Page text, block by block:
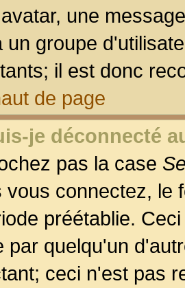
une
un groupe
il est donc
de page
je déconnecté
pas la case
vous connectez, le
préétablie.
par quelqu'un
ceci n'est pas